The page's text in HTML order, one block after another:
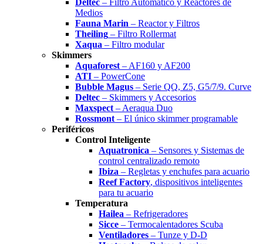
Deltec – Filtro Automático y Reactores de
Medios
Fauna Marin – Reactor y Filtros
Theiling – Filtro Rollermat
Xaqua – Filtro modular
Skimmers
Aquaforest – AF160 y AF200
ATI – PowerCone
Bubble Magus – Serie QQ, Z5, G5/7/9. Curve
Deltec – Skimmers y Accesorios
Maxspect – Aeraqua Duo
Rossmont – El único skimmer programable
Periféricos
Control Inteligente
Aquatronica – Sensores y Sistemas de
control centralizado remoto
Ibiza – Regletas y enchufes para acuario
Reef Factory, dispositivos inteligentes
para tu acuario
Temperatura
Hailea – Refrigeradores
Sicce – Termocalentadores Scuba
Ventiladores – Tunze y D-D